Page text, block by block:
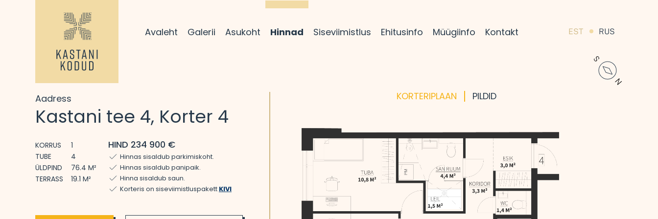
Avaleht Galerii Asukoht Hinnad Siseviimistlus Ehitusinfo Müügiinfo Kontakt EST RUS
Aadress
Kastani tee 4, Korter 4
KORRUS
1
TUBE
4
ÜLDPIND
76.4 M²
TERRASS
19.1 M²
HIND 234 900 €
Hinnas sisaldub parkimiskoht.
Hinnas sisaldub panipaik.
Hinna sisaldub saun.
Korteris on siseviimistluspakett KIVI
KORTERI­PLAAN PILDID